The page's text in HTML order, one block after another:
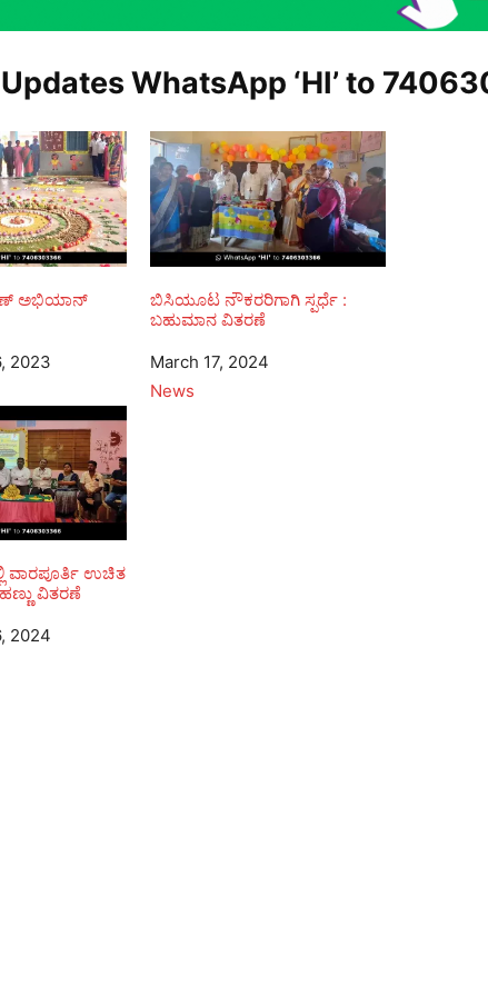
WhatsApp ‘HI’ to
ಅಭಿಯಾನ್
2023
ಬಿಸಿಯೂಟ ನೌಕರರಿಗಾಗಿ ಸ್ಪರ್ಧೆ :
ಬಹುಮಾನ ವಿತರಣೆ
Date
March 17, 2024
In relation to
News
ವಾರಪೂರ್ತಿ ಉಚಿತ
ವಿತರಣೆ
2024